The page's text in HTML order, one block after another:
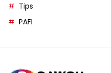
Tips
PAFI